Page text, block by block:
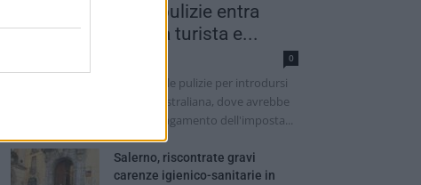
Finto addetto alle pulizie entra
nella camera di una turista e...
0
Si sarebbe finto un addetto alle pulizie per introdursi
nella camera di una turista australiana, dove avrebbe
prima tentato di ottenere il pagamento dell'imposta...
Salerno, riscontrate gravi
carenze igienico-sanitarie in